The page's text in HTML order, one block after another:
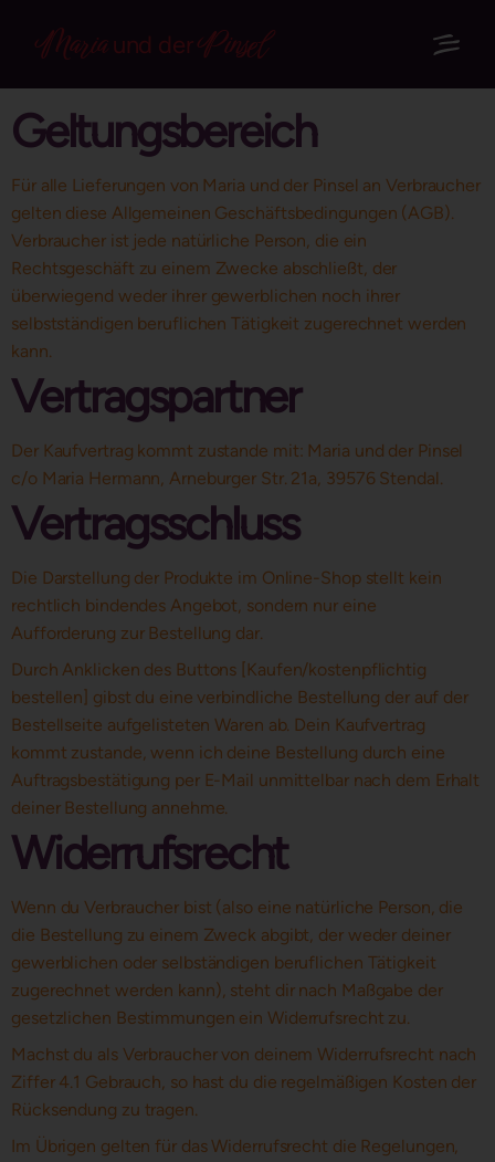
Mariaund derPinsel
Geltungsbereich
Für alle Lieferungen von Maria und der Pinsel an Verbraucher
gelten diese Allgemeinen Geschäftsbedingungen (AGB).
Verbraucher ist jede natürliche Person, die ein
Rechtsgeschäft zu einem Zwecke abschließt, der
überwiegend weder ihrer gewerblichen noch ihrer
selbstständigen beruflichen Tätigkeit zugerechnet werden
kann.
Vertragspartner
Der Kaufvertrag kommt zustande mit: Maria und der Pinsel
c/o Maria Hermann, Arneburger Str. 21a, 39576 Stendal.
Vertragsschluss
Die Darstellung der Produkte im Online-Shop stellt kein
rechtlich bindendes Angebot, sondern nur eine
Aufforderung zur Bestellung dar.
Durch Anklicken des Buttons [Kaufen/kostenpflichtig
bestellen] gibst du eine verbindliche Bestellung der auf der
Bestellseite aufgelisteten Waren ab. Dein Kaufvertrag
kommt zustande, wenn ich deine Bestellung durch eine
Auftragsbestätigung per E-Mail unmittelbar nach dem Erhalt
deiner Bestellung annehme.
Widerrufsrecht
Wenn du Verbraucher bist (also eine natürliche Person, die
die Bestellung zu einem Zweck abgibt, der weder deiner
gewerblichen oder selbständigen beruflichen Tätigkeit
zugerechnet werden kann), steht dir nach Maßgabe der
gesetzlichen Bestimmungen ein Widerrufsrecht zu.
Machst du als Verbraucher von deinem Widerrufsrecht nach
Ziffer 4.1 Gebrauch, so hast du die regelmäßigen Kosten der
Rücksendung zu tragen.
Im Übrigen gelten für das Widerrufsrecht die Regelungen,